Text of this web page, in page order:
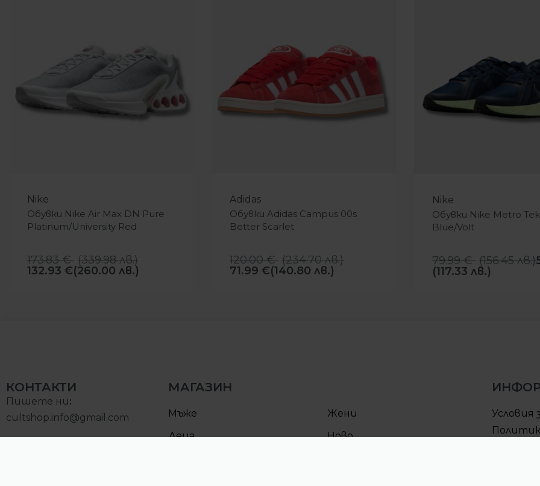
Nike
Обувки Nike Air Max DN Pure
Platinum/University Red
173.83€ (339.98лв.)
132.93 €(260.00 лв.)
Adidas
Обувки Adidas Campus 00s
Better Scarlet
120.00€ (234.70лв.)
71.99 €(140.80 лв.)
Nike
Обувки Nike Metro
Blue/Volt
79.99€ (156.45лв.)
(117.33 лв.)
КОНТАКТИ
Пишете ни:
cultshop.info@gmail.com
МАГАЗИН
Мъже
Жени
Деца
Ново
Условия